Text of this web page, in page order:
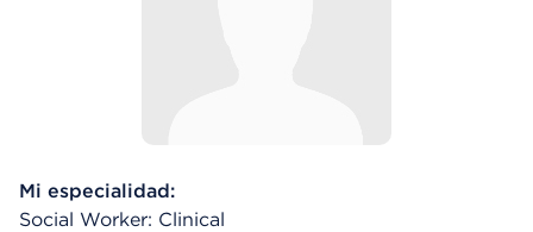
Mi especialidad:
Social Worker: Clinical